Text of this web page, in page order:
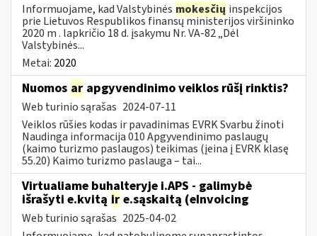
Informuojame, kad Valstybinės mokesčių inspekcijos
prie Lietuvos Respublikos finansų ministerijos viršininko
2020 m . lapkričio 18 d. įsakymu Nr. VA-82 „Dėl
Valstybinės...
Metai: 2020
Nuomos ar apgyvendinimo veiklos rūšį rinktis?
Web turinio sąrašas 2024-07-11
Veiklos rūšies kodas ir pavadinimas EVRK Svarbu žinoti
Naudinga informacija 010 Apgyvendinimo paslaugų
(kaimo turizmo paslaugos) teikimas (įeina į EVRK klasę
55.20) Kaimo turizmo paslauga – tai...
Virtualiame buhalteryje i.APS - galimybė
išrašyti e.kvitą ir e.sąskaitą (eInvoicing
Web turinio sąrašas 2025-04-02